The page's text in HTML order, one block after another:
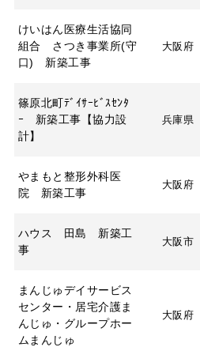
けいはん医療生活協同
組合 さつき事業所(守
口) 新築工事
大阪府
篠原北町ﾃﾞｲｻｰﾋﾞｽｾﾝﾀ
ｰ 新築工事【協力設
計】
兵庫県
やまもと整形外科医
院 新築工事
大阪府
ハウス 田島 新築工
事
大阪市
まんじゅデイサービス
センター・居宅介護ま
んじゅ・グループホー
ムまんじゅ
大阪府